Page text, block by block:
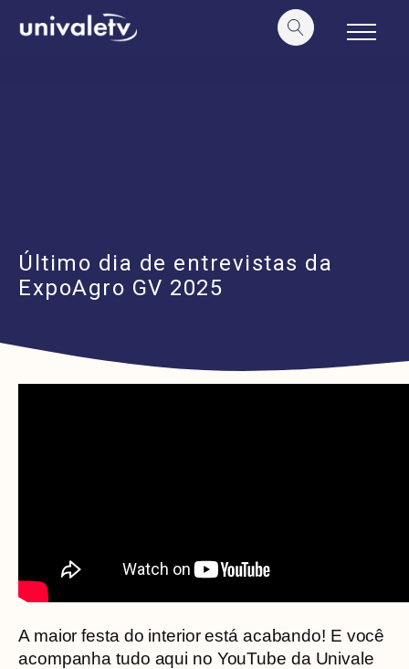
conteúdo
Último dia de entrevistas da
ExpoAgro GV 2025
A maior festa do interior está acabando! E você
acompanha tudo aqui no YouTube da Univale